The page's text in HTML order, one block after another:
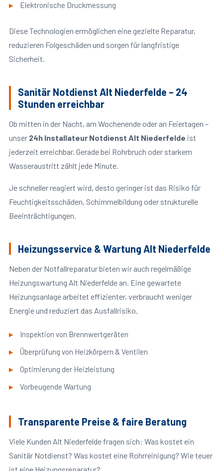
Elektronische Druckmessung
Diese Technologien ermöglichen eine gezielte Reparatur,
reduzieren Folgeschäden und sorgen für langfristige
Sicherheit.
Sanitär Notdienst Alt Niederfelde – 24
Stunden erreichbar
Ob mitten in der Nacht, am Wochenende oder an Feiertagen –
unser 24h Installateur Notdienst Alt Niederfelde ist
jederzeit erreichbar. Gerade bei Rohrbruch oder starkem
Wasseraustritt zählt jede Minute.
Je schneller reagiert wird, desto geringer ist das Risiko für
Feuchtigkeitsschäden, Schimmelbildung oder strukturelle
Beeinträchtigungen.
Heizungsservice & Wartung Alt Niederfelde
Neben der Notfallreparatur bieten wir auch regelmäßige
Heizungswartung Alt Niederfelde an. Eine gewartete
Heizungsanlage arbeitet effizienter, verbraucht weniger
Energie und reduziert das Ausfallrisiko.
Inspektion von Brennwertgeräten
Überprüfung von Heizkörpern & Ventilen
Optimierung der Heizleistung
Vorbeugende Wartung
Transparente Preise & faire Beratung
Viele Kunden Alt Niederfelde fragen sich: Was kostet ein
Sanitär Notdienst? Was kostet eine Rohrreinigung? Wie teuer